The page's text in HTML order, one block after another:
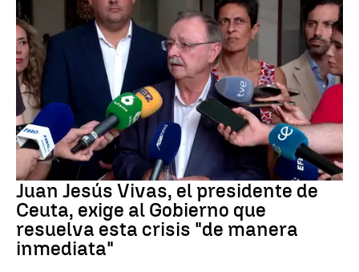
Crisis Migratoria
Juan Jesús Vivas, el presidente de
Ceuta, exige al Gobierno que
resuelva esta crisis "de manera
inmediata"